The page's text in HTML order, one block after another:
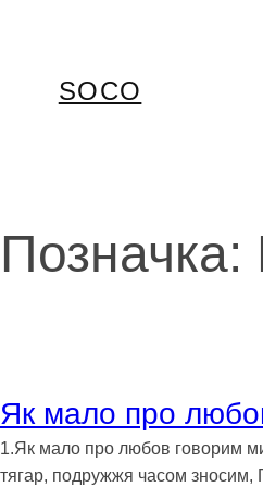
SOCO
Позначка:
Як мало про
1.Як мало про любов говорим
тягар, подружжя часом зносим,